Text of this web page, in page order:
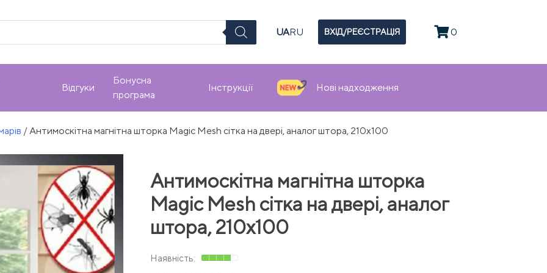
UARU ВХІД/РЕЄСТРАЦІЯ 0
Відгуки
Бонусна
програма
Інструкції Нові надходження
/ Антимоскітна магнітна шторка Magic Mesh сітка на двері, аналог штора, 210х100
Антимоскітна магнітна шторка
Magic Mesh сітка на двері, аналог
штора, 210х100